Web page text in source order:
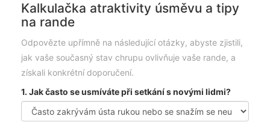
Kalkulačka atraktivity úsměvu a tipy
na rande
Odpovězte upřímně na následující otázky, abyste zjistili,
jak vaše současný stav chrupu ovlivňuje vaše rande, a
získali konkrétní doporučení.
1. Jak často se usmíváte při setkání s novými lidmi?